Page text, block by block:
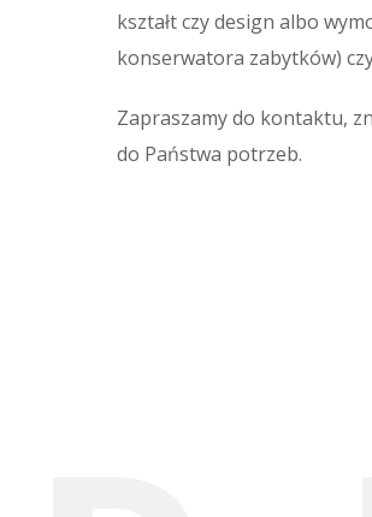
kształt czy design albo
konserwatora zabytków)
Zapraszamy do kontaktu,
do Państwa potrzeb.